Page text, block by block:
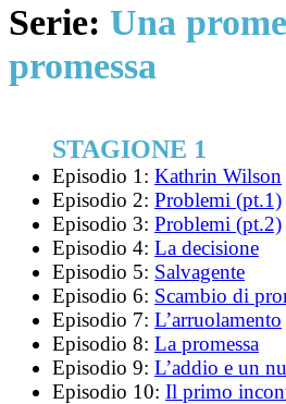
Serie: Una
promessa
STAGIONE 1
Episodio 1: Kathrin Wilson
Episodio 2: Problemi (pt.1)
Episodio 3: Problemi (pt.2)
Episodio 4: La decisione
Episodio 5: Salvagente
Episodio 6: Scambio di
Episodio 7: L’arruolamento
Episodio 8: La promessa
Episodio 9: L’addio e un
Episodio 10: Il primo